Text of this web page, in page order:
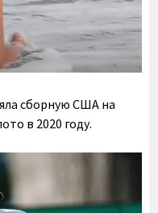
сборную США на
в 2020 году.